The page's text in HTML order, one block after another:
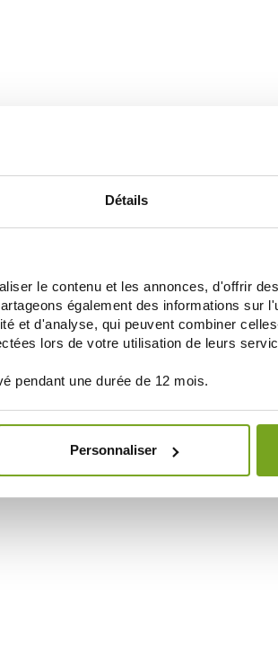
Détails
le contenu et les annonces, d'offrir
également des informations sur
et d'analyse, qui peuvent combiner
lors de votre utilisation de leurs
pendant une durée de 12 mois.
Personnaliser